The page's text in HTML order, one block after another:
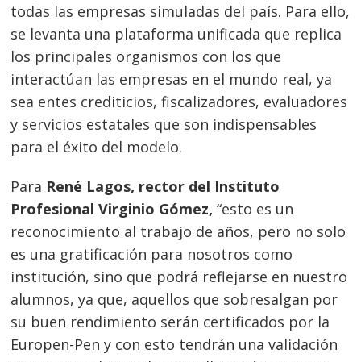
todas las empresas simuladas del país. Para ello,
se levanta una plataforma unificada que replica
los principales organismos con los que
interactúan las empresas en el mundo real, ya
sea entes crediticios, fiscalizadores, evaluadores
y servicios estatales que son indispensables
para el éxito del modelo.
Para René Lagos, rector del Instituto
Profesional Virginio Gómez, “esto es un
reconocimiento al trabajo de años, pero no solo
es una gratificación para nosotros como
institución, sino que podrá reflejarse en nuestro
alumnos, ya que, aquellos que sobresalgan por
su buen rendimiento serán certificados por la
Europen-Pen y con esto tendrán una validación